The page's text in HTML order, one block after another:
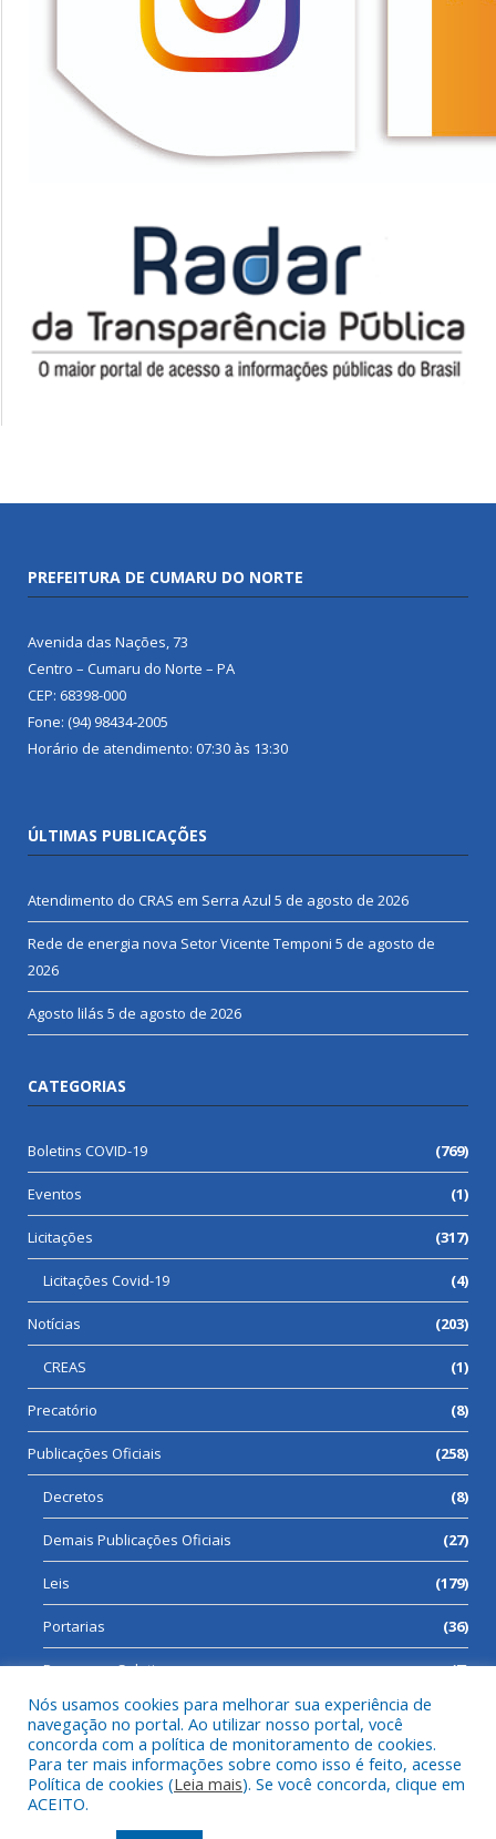
PREFEITURA DE CUMARU DO NORTE
Avenida das Nações, 73
Centro – Cumaru do Norte – PA
CEP: 68398-000
Fone: (94) 98434-2005
Horário de atendimento: 07:30 às 13:30
ÚLTIMAS PUBLICAÇÕES
Atendimento do CRAS em Serra Azul 5 de agosto de 2026
Rede de energia nova Setor Vicente Temponi 5 de agosto de
2026
Agosto lilás 5 de agosto de 2026
CATEGORIAS
Boletins COVID-19 (769)
Eventos (1)
Licitações (317)
Licitações Covid-19 (4)
Notícias (203)
CREAS (1)
Precatório (8)
Publicações Oficiais (258)
Decretos (8)
Demais Publicações Oficiais (27)
Leis (179)
Portarias (36)
Processos Seletivos (7)
Todos os direitos reservados a Prefeitura Municipal de Cumaru
do Norte.
Nós usamos cookies para melhorar sua experiência de
navegação no portal. Ao utilizar nosso portal, você
concorda com a política de monitoramento de cookies.
Para ter mais informações sobre como isso é feito, acesse
Política de cookies (Leia mais). Se você concorda, clique em
ACEITO.